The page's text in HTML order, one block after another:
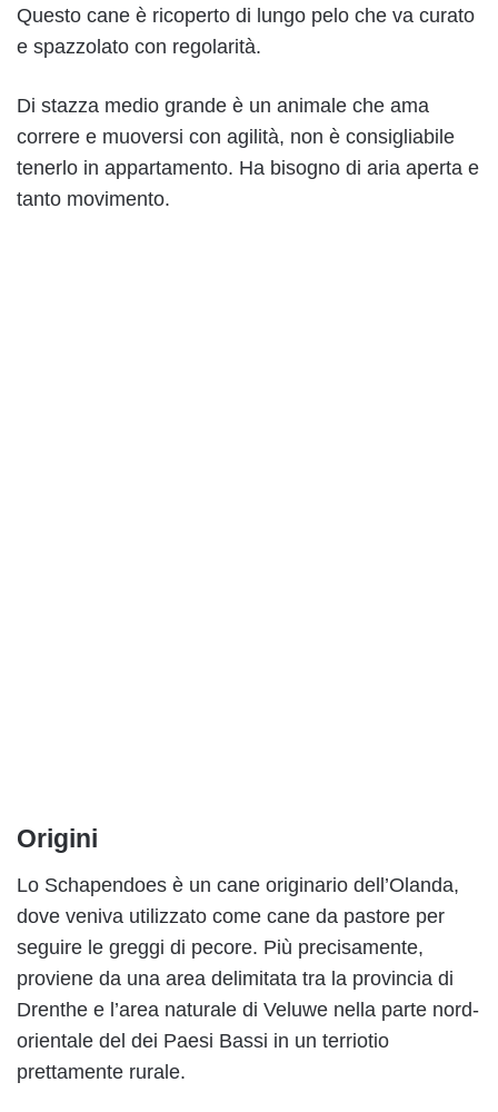
Questo cane è ricoperto di lungo pelo che va curato
e spazzolato con regolarità.
Di stazza medio grande è un animale che ama
correre e muoversi con agilità, non è consigliabile
tenerlo in appartamento. Ha bisogno di aria aperta e
tanto movimento.
Origini
Lo Schapendoes è un cane originario dell’Olanda,
dove veniva utilizzato come cane da pastore per
seguire le greggi di pecore. Più precisamente,
proviene da una area delimitata tra la provincia di
Drenthe e l’area naturale di Veluwe nella parte nord-
orientale del dei Paesi Bassi in un terriotio
prettamente rurale.